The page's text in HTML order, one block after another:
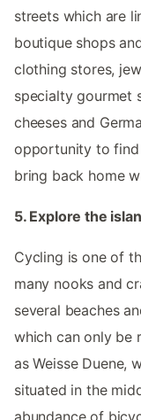
streets which are
boutique shops
clothing stores,
specialty gourmet
cheeses and
opportunity to find
bring back home
5. Explore the
Cycling is one of
many nooks and
several beaches
which can only be
as Weisse Duene,
situated in the